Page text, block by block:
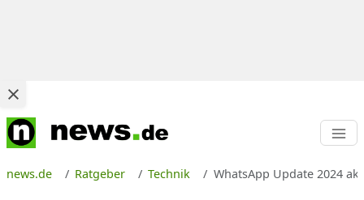
news.de Ratgeber Technik WhatsApp Update 2024